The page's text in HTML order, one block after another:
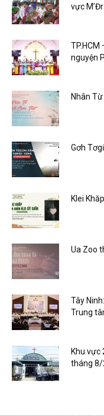
vực
TP.HCM
nguyện
Nhân
Gơh
Klei
Ua Zoo
Tây
Trung
Khu vực
tháng 8/